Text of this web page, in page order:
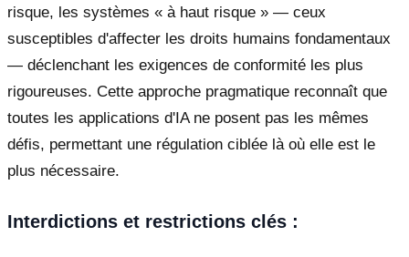
risque, les systèmes « à haut risque » — ceux
susceptibles d'affecter les droits humains fondamentaux
— déclenchant les exigences de conformité les plus
rigoureuses. Cette approche pragmatique reconnaît que
toutes les applications d'IA ne posent pas les mêmes
défis, permettant une régulation ciblée là où elle est le
plus nécessaire.
Interdictions et restrictions clés :